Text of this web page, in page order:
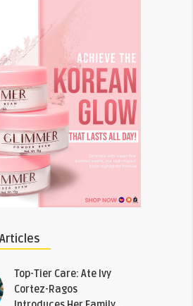
Top-Tier Care: Ate Ivy
Cortez-Ragos